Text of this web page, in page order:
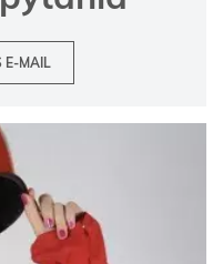
E-MAIL